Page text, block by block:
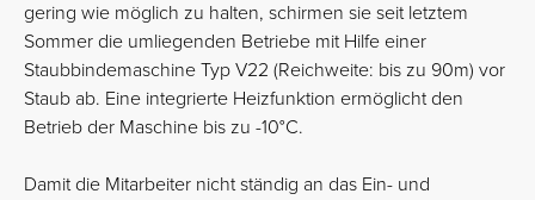
gering wie möglich zu halten, schirmen sie seit letztem
Sommer die umliegenden Betriebe mit Hilfe einer
Staubbindemaschine Typ V22 (Reichweite: bis zu 90m) vor
Staub ab. Eine integrierte Heizfunktion ermöglicht den
Betrieb der Maschine bis zu -10°C.
Damit die Mitarbeiter nicht ständig an das Ein- und